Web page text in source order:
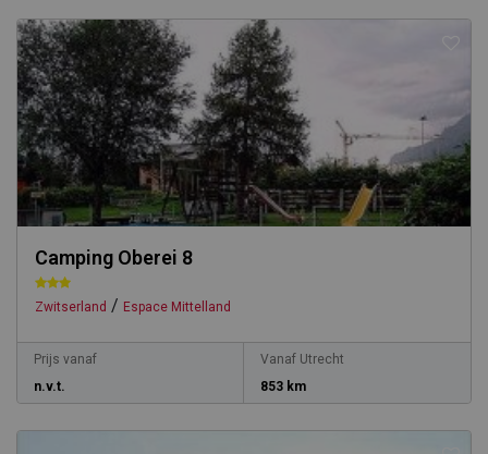
Camping Oberei 8
Zwitserland / Espace Mittelland
Prijs vanaf
n.v.t.
Vanaf Utrecht
853 km